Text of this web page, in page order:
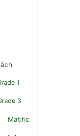
1
3
Matific